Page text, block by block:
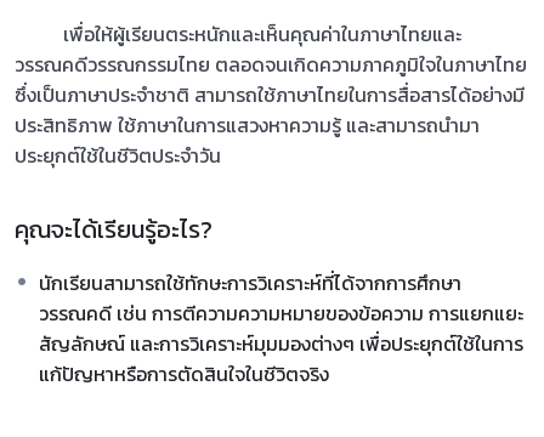
เพื่อให้ผู้เรียนตระหนักและเห็นคุณค่าในภาษาไทยและ
วรรณคดีวรรณกรรมไทย ตลอดจนเกิดความภาคภูมิใจในภาษาไทย
ซึ่งเป็นภาษาประจำชาติ สามารถใช้ภาษาไทยในการสื่อสารได้อย่างมี
ประสิทธิภาพ ใช้ภาษาในการแสวงหาความรู้ และสามารถนำมา
ประยุกต์ใช้ในชีวิตประจำวัน
คุณจะได้เรียนรู้อะไร?
นักเรียนสามารถใช้ทักษะการวิเคราะห์ที่ได้จากการศึกษา
วรรณคดี เช่น การตีความความหมายของข้อความ การแยกแยะ
สัญลักษณ์ และการวิเคราะห์มุมมองต่างๆ เพื่อประยุกต์ใช้ในการ
แก้ปัญหาหรือการตัดสินใจในชีวิตจริง